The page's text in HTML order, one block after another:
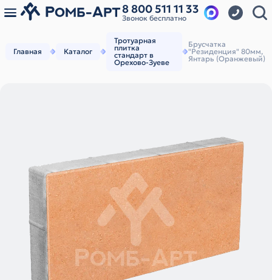
8 800 511 11 33
Звонок бесплатно
Главная Каталог
Тротуарная
плитка
стандарт в
Орехово-Зуеве
Брусчатка
"Резиденция" 80мм,
Янтарь (Оранжевый)